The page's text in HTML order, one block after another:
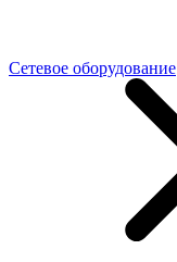
Сетевое оборудование